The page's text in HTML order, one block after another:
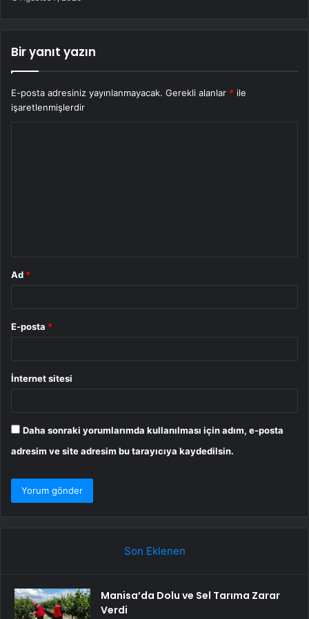
Bir yanıt yazın
E-posta adresiniz yayınlanmayacak. Gerekli alanlar * ile
işaretlenmişlerdir
Ad *
E-posta *
İnternet sitesi
Daha sonraki yorumlarımda kullanılması için adım, e-posta
adresim ve site adresim bu tarayıcıya kaydedilsin.
Son Eklenen
Manisa’da Dolu ve Sel Tarıma Zarar
Verdi